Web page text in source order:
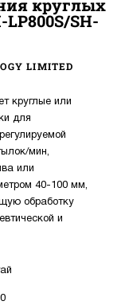
круглых
SH-
LIMITED
круглые или
для
мин,
или
40-100 мм,
обработку
и